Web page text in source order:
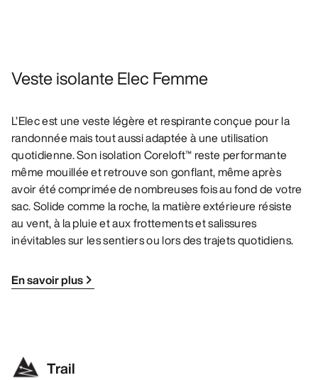
Veste isolante Elec Femme
L’Elec est une veste légère et respirante conçue pour la
randonnée mais tout aussi adaptée à une utilisation
quotidienne. Son isolation Coreloft™ reste performante
même mouillée et retrouve son gonflant, même après
avoir été comprimée de nombreuses fois au fond de votre
sac. Solide comme la roche, la matière extérieure résiste
au vent, à la pluie et aux frottements et salissures
inévitables sur les sentiers ou lors des trajets quotidiens.
En savoir plus
Trail